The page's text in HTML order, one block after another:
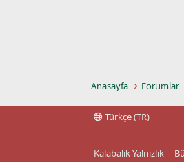
Anasayfa Forumlar
Türkçe (TR)
Kalabalık Yalnızlık